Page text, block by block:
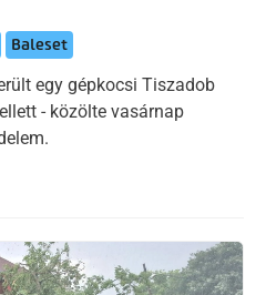
Baleset
egy gépkocsi Tiszadob
- közölte vasárnap